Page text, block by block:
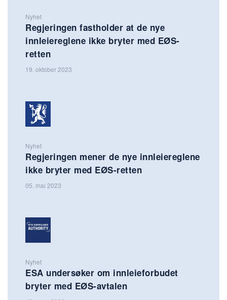
Nyhet
Regjeringen fastholder at de nye
innleiereglene ikke bryter med EØS-
retten
19. oktober 2023
Nyhet
Regjeringen mener de nye innleiereglene
ikke bryter med EØS-retten
05. mai 2023
Nyhet
ESA undersøker om innleieforbudet
bryter med EØS-avtalen